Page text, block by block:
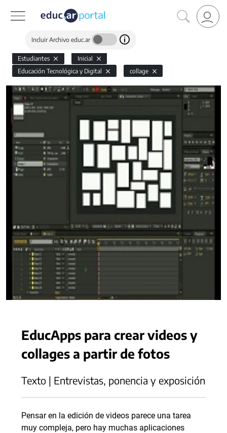
Incluir Archivo educ.ar
Estudiantes
Inicial
Educación Tecnológica y Digital
collage
EducApps para crear videos y
collages a partir de fotos
Texto | Entrevistas, ponencia y exposición
Pensar en la edición de videos parece una tarea
muy compleja, pero hay muchas aplicaciones